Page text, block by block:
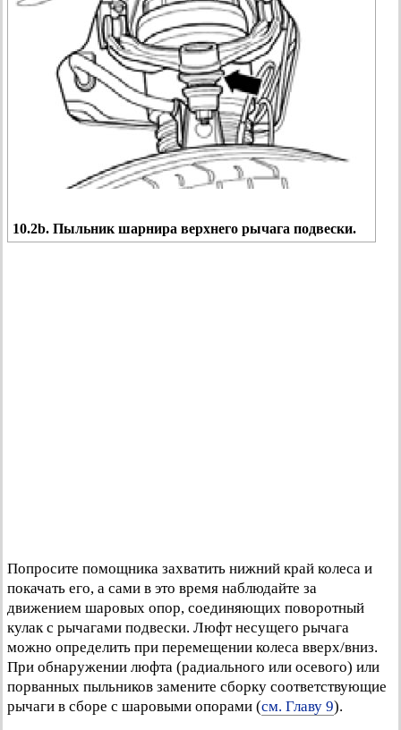
10.2b. Пыльник шарнира верхнего рычага подвески.
Попросите помощника захватить нижний край колеса и
покачать его, а сами в это время наблюдайте за
движением шаровых опор, соединяющих поворотный
кулак с рычагами подвески. Люфт несущего рычага
можно определить при перемещении колеса вверх/вниз.
При обнаружении люфта (радиального или осевого) или
порванных пыльников замените сборку соответствующие
рычаги в сборе с шаровыми опорами (см. Главу 9).